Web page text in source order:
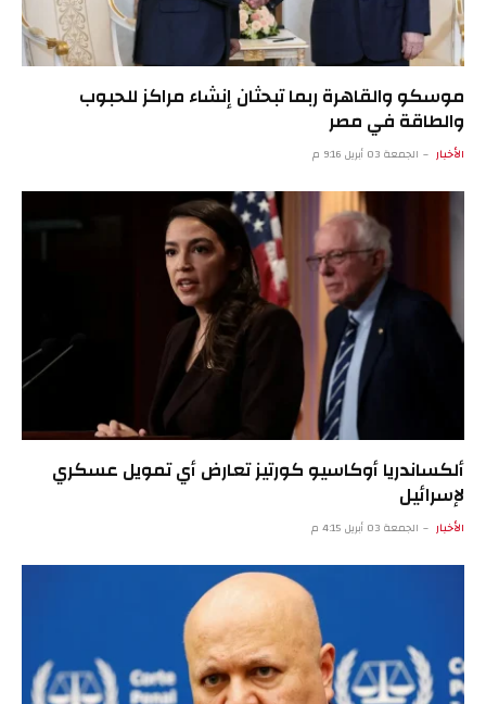
موسكو والقاهرة ربما تبحثان إنشاء مراكز للحبوب
والطاقة في مصر
الأخبار الجمعة 03 أبريل 9:16 م
ألكساندريا أوكاسيو كورتيز تعارض أي تمويل عسكري
لإسرائيل
الأخبار الجمعة 03 أبريل 4:15 م